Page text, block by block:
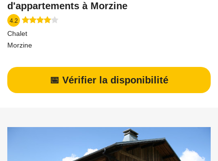
d'appartements à Morzine
4.2
Chalet
Morzine
📅 Vérifier la disponibilité